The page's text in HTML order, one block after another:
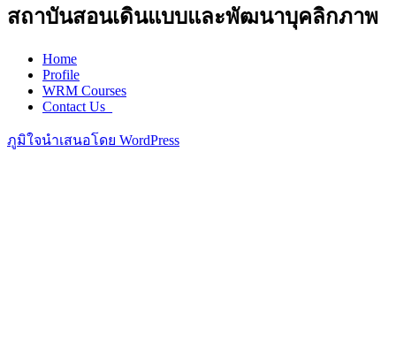
เรื่อง
สถาบันสอนเดินแบบและพัฒนาบุคลิกภาพ
Home
Profile
WRM Courses
Contact Us_
ภูมิใจนำเสนอโดย WordPress